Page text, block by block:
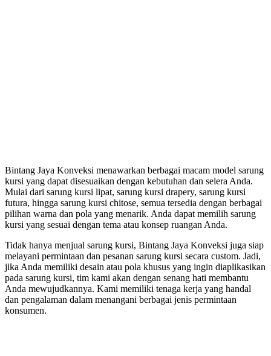
Bintang Jaya Konveksi menawarkan berbagai macam model sarung
kursi yang dapat disesuaikan dengan kebutuhan dan selera Anda.
Mulai dari sarung kursi lipat, sarung kursi drapery, sarung kursi
futura, hingga sarung kursi chitose, semua tersedia dengan berbagai
pilihan warna dan pola yang menarik. Anda dapat memilih sarung
kursi yang sesuai dengan tema atau konsep ruangan Anda.
Tidak hanya menjual sarung kursi, Bintang Jaya Konveksi juga siap
melayani permintaan dan pesanan sarung kursi secara custom. Jadi,
jika Anda memiliki desain atau pola khusus yang ingin diaplikasikan
pada sarung kursi, tim kami akan dengan senang hati membantu
Anda mewujudkannya. Kami memiliki tenaga kerja yang handal
dan pengalaman dalam menangani berbagai jenis permintaan
konsumen.